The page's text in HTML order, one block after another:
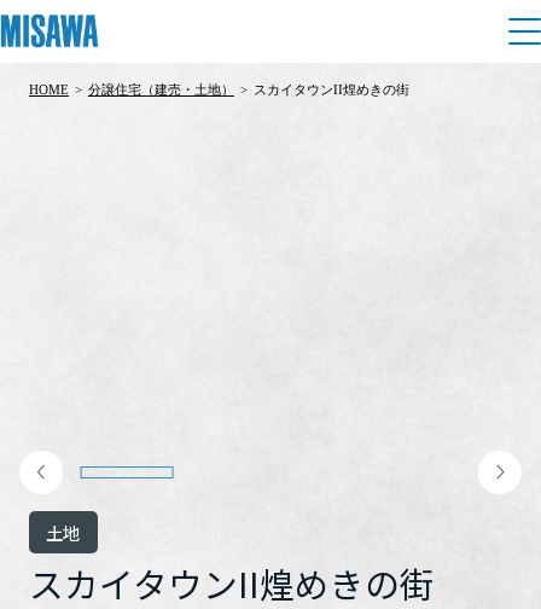
住まい
デザイナーズギャラリー
インテリア
住まいづくりガイド
店舗・各種施設
土地活用実例
リフォームの流れ
リフォームメニュー
リフォーム事例
再開発・官民連携事業
住まいるりんぐ（ロングサポート）
企業・
企業・IR
展示 場・ イベント情報
HOME> 分譲住宅（建売・土地） > スカイタウンII煌めきの街
土地
スカイタウンII煌めきの街